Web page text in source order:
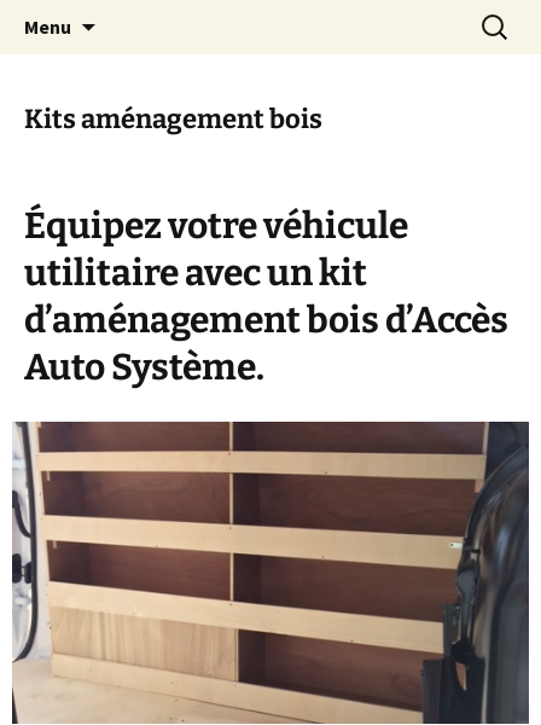
Accès Auto Système
Aménagement pour véhicules utilitaires
Menu
Search
for:
Kits aménagement bois
Équipez votre véhicule
utilitaire avec un kit
d’aménagement bois d’Accès
Auto Système.